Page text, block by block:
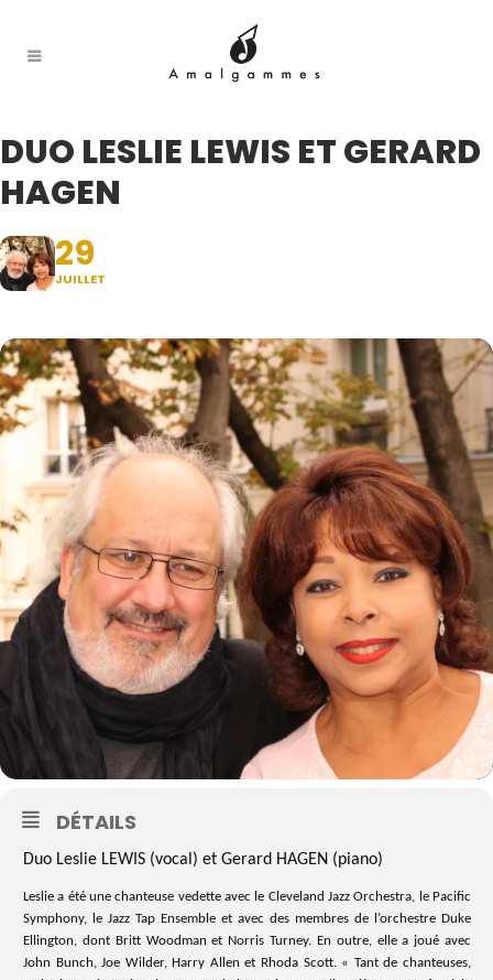
DUO LESLIE LEWIS ET GERARD
HAGEN
29
JUILLET
DÉTAILS
Duo Leslie LEWIS (vocal) et Gerard HAGEN (piano)
Leslie a été une chanteuse vedette avec le Cleveland Jazz Orchestra, le Pacific
Symphony, le Jazz Tap Ensemble et avec des membres de l’orchestre Duke
Ellington, dont Britt Woodman et Norris Turney. En outre, elle a joué avec
John Bunch, Joe Wilder, Harry Allen et Rhoda Scott. « Tant de chanteuses,